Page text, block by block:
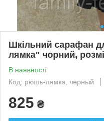
Шкільний сарафан
лямка" чорний,
В наявності
Код: рюшь-лямка, черный
825 ₴